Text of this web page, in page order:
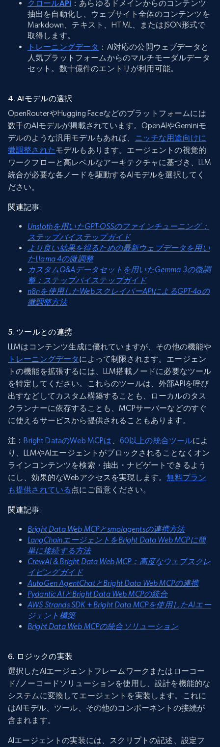
クロールAPI ：あらゆるドメインからのコンテンツ
抽出を自動化し、ウェブサイト全体のコンテンツを
Markdown、テキスト、HTML、またはJSON形式で
取得します。
トレーニングデータ ：AI対応の公開ウェブデータと
人気プラットフォームからのマルチモーダルデータ
セット。数十億件のエントリが利用可能。
4. AIモデルの選択
OpenRouterやHugging Faceなどのプラットフォームには
数千のAIモデルが掲載されています。OpenAIやGeminiモ
デルのような汎用モデルもあれば、 ニッチな用途向けに
微調整されたモデルもあります。エージェントの視覚的
ワークフローと高レベルなアーキテクチャに基づき、LLM
統合が必要な各ノードを駆動するAIモデルを選択してく
ださい。
関連記事:
Unslothを用いたGPT-OSSのファインチューニング：
ステップバイステップガイド
より良い結果を得るための最新ウェブデータを用い
たLlama 4の微調整
カスタムQ&Aデータセットを用いたGemma 3の微調
整：ステップバイステップガイド
n8nを使用したWebスクレイパーAPIによるGPT-4oの
微調整方法
5. ツールとの連携
LLMはコンテンツ生成に優れていますが、その他の機能や
トレーニングデータ によって制限されます。エージェン
トの機能を拡張するには、LLM搭載ノードに必要なツール
を特定してください。これらのツールは、外部APIを呼び
出すなどしてカスタム構築することも、ローカルのタス
クランナーに依存することも、MCPサーバーなどのすぐ
に使えるサービスから提供されることもあります。
注 ：Bright DataのWeb MCPは 、 60以上の統合ツールによ
り、LLMやAIエージェントがブロックされることなくオン
ラインコンテンツを検索・抽出・ナビゲートできるよう
にし、効果的なWebアクセスを実現します。無料プラン
も提供されている 点にご留意ください。
関連記事:
Bright Data Web MCPとsmolagentsの連携方法
LangChainエージェントをBright Data Web MCPに簡
単に接続する方法
CrewAI & Bright Data Web MCP：高度なウェブスクレ
イピングガイド
AutoGen AgentChatとBright Data Web MCPの連携
Pydantic AIとBright Data Web MCPの統合
AWS Strands SDK + Bright Data MCPを使用したAIエー
ジェント構築
Bright Data Web MCPの統合ソリューション
6. ロジックの実装
選択したAIエージェントフレームワークまたはローコー
ド/ノーコードソリューションを使用し、設計を機能的な
システムに変換してエージェントを実装します。これに
はAIモデル、ツール、その他のコンポーネントの接続が
含まれます。
AIエージェントの実装には、スクリプトの記述、設定フ